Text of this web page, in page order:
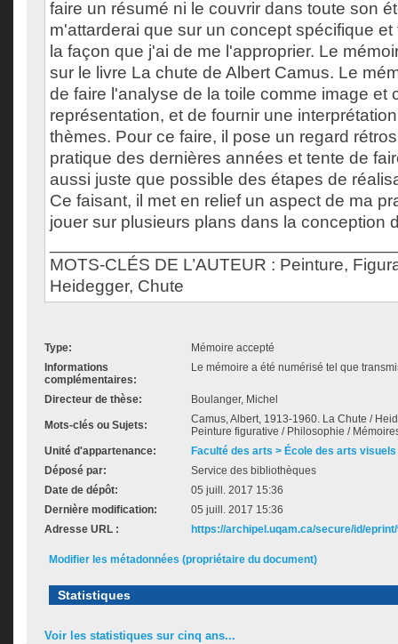
faire un résumé ni le couvrir dans toute son
m'attarderai que sur un concept spécifique
la façon que j'ai de me l'approprier. Le
sur le livre La chute de Albert Camus. Le
de faire l'analyse de la toile comme image et
représentation, et de fournir une
thèmes. Pour ce faire, il pose un regard
pratique des dernières années et tente de
aussi juste que possible des étapes de
Ce faisant, il met en relief un aspect de ma
jouer sur plusieurs plans dans la conception
MOTS-CLÉS DE L’AUTEUR : Peinture,
Heidegger, Chute
Type:
Mémoire accepté
Informations
complémentaires:
Le mémoire a été numérisé tel que
Directeur de thèse: Boulanger, Michel
Mots-clés ou Sujets:
Camus, Albert, 1913-1960. La Chute /
Peinture figurative / Philosophie /
Unité d'appartenance:
Faculté des arts > École des arts
Déposé par:
Service des bibliothèques
Date de dépôt:
05 juill. 2017 15:36
Dernière modification:
05 juill. 2017 15:36
Adresse URL :
https://archipel.uqam.ca/secure/id/
Modifier les métadonnées (propriétaire du document)
Statistiques
Voir les statistiques sur cinq ans...